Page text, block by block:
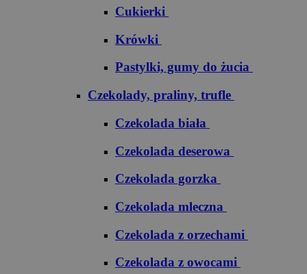
Cukierki
Krówki
Pastylki, gumy do żucia
Czekolady, praliny, trufle
Czekolada biała
Czekolada deserowa
Czekolada gorzka
Czekolada mleczna
Czekolada z orzechami
Czekolada z owocami